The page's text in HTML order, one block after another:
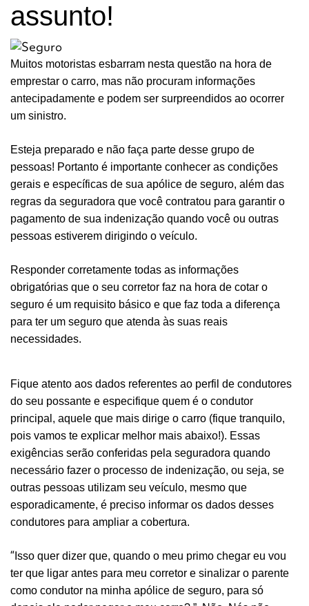
assunto!
Muitos motoristas esbarram nesta questão na hora de
emprestar o carro, mas não procuram informações
antecipadamente e podem ser surpreendidos ao ocorrer
um sinistro.
Esteja preparado e não faça parte desse grupo de
pessoas! Portanto é importante conhecer as condições
gerais e específicas de sua apólice de seguro, além das
regras da seguradora que você contratou para garantir o
pagamento de sua indenização quando você ou outras
pessoas estiverem dirigindo o veículo.
Responder corretamente todas as informações
obrigatórias que o seu corretor faz na hora de cotar o
seguro é um requisito básico e que faz toda a diferença
para ter um seguro que atenda às suas reais
necessidades.
Fique atento aos dados referentes ao perfil de condutores
do seu possante e especifique quem é o condutor
principal, aquele que mais dirige o carro (fique tranquilo,
pois vamos te explicar melhor mais abaixo!). Essas
exigências serão conferidas pela seguradora quando
necessário fazer o processo de indenização, ou seja, se
outras pessoas utilizam seu veículo, mesmo que
esporadicamente, é preciso informar os dados desses
condutores para ampliar a cobertura.
“ Isso quer dizer que, quando o meu primo chegar eu vou
ter que ligar antes para meu corretor e sinalizar o parente
como condutor na minha apólice de seguro, para só